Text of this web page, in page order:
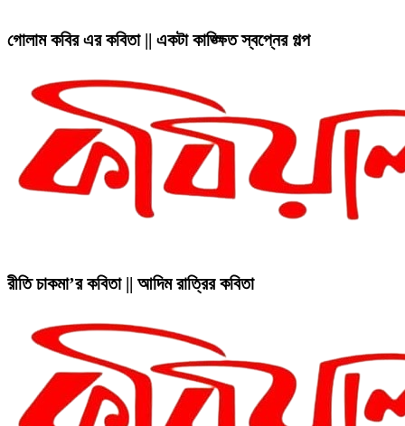
গোলাম কবির এর কবিতা || একটা কাঙ্ক্ষিত স্বপ্নের গল্প
রীতি চাকমা’র কবিতা || আদিম রাত্রির কবিতা